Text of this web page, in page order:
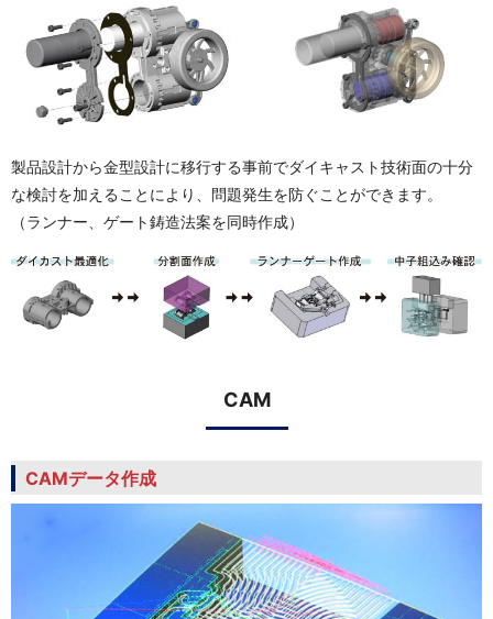
製品設計から金型設計に移行する事前でダイキャスト技術面の十分
な検討を加えることにより、問題発生を防ぐことができます。
（ランナー、ゲート鋳造法案を同時作成）
CAM
CAMデータ作成